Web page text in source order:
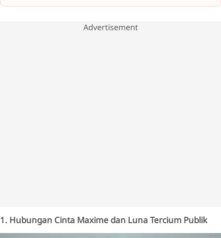
Advertisement
1. Hubungan Cinta Maxime dan Luna Tercium Publik